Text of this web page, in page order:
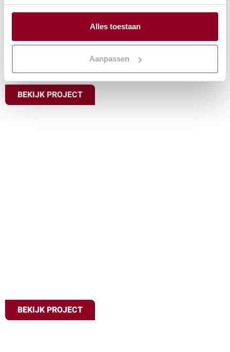
Alles toestaan
Aanpassen
Bedrijfsfeest
BEKIJK PROJECT
BEKIJK PROJECT